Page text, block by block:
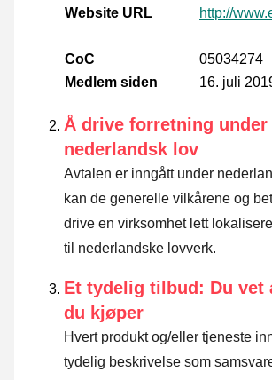
Website URL
http://
CoC
05034274
Medlem siden
16. juli
Å drive forretning under
nederlandsk lov
Avtalen er inngått under
kan de generelle vilkårene og
drive en virksomhet lett
til nederlandske lovverk.
Et tydelig tilbud: Du vet
du kjøper
Hvert produkt og/eller tjeneste
tydelig beskrivelse som